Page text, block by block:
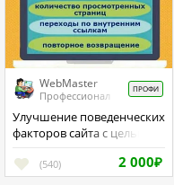
WebMaster
Профессионал
ПРОФИ
Улучшение поведенческих
факторов сайта с целью
(540) 2 000₽